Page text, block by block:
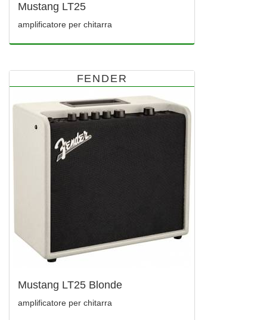
Mustang LT25
amplificatore per chitarra
FENDER
Mustang LT25 Blonde
amplificatore per chitarra